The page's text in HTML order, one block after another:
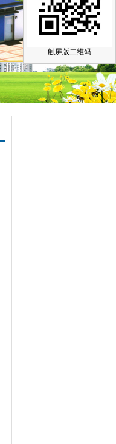
触屏版二维码